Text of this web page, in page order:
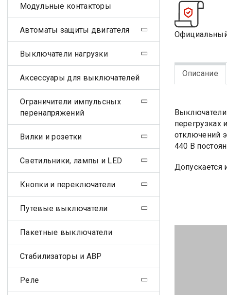
Описание
перегрузках
отключений
440 В
Допускается
Модульные контакторы
Автоматы защиты двигателя
Выключатели нагрузки
Аксессуары для выключателей
Ограничители импульсных
перенапряжений
Вилки и розетки
Светильники, лампы и LED
Кнопки и переключатели
Путевые выключатели
Пакетные выключатели
Стабилизаторы и АВР
Реле